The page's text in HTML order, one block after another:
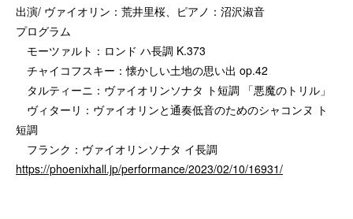
出演/ ヴァイオリン：荒井里桜、ピアノ：沼沢淑音
プログラム
モーツァルト：ロンド ハ長調 K.373
チャイコフスキー：懐かしい土地の思い出 op.42
タルティーニ：ヴァイオリンソナタ ト短調 「悪魔のトリル」
ヴィターリ：ヴァイオリンと通奏低音のためのシャコンヌ ト
短調
フランク：ヴァイオリンソナタ イ長調
https://phoenixhall.jp/performance/2023/02/10/16931/